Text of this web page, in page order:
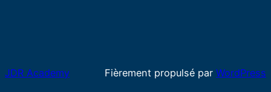
JDR Academy Fièrement propulsé par WordPress